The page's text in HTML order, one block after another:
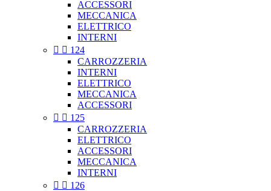
ACCESSORI
MECCANICA
ELETTRICO
INTERNI
  124
CARROZZERIA
INTERNI
ELETTRICO
MECCANICA
ACCESSORI
  125
CARROZZERIA
ELETTRICO
ACCESSORI
MECCANICA
INTERNI
  126